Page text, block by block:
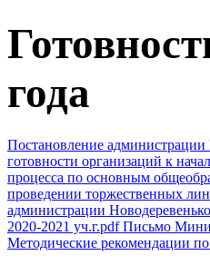
года
Постановление
готовности организаций к
процесса по основным
проведении торжественных
администрации
2020-2021 уч.г.pdf Письмо
Методические рекомендации